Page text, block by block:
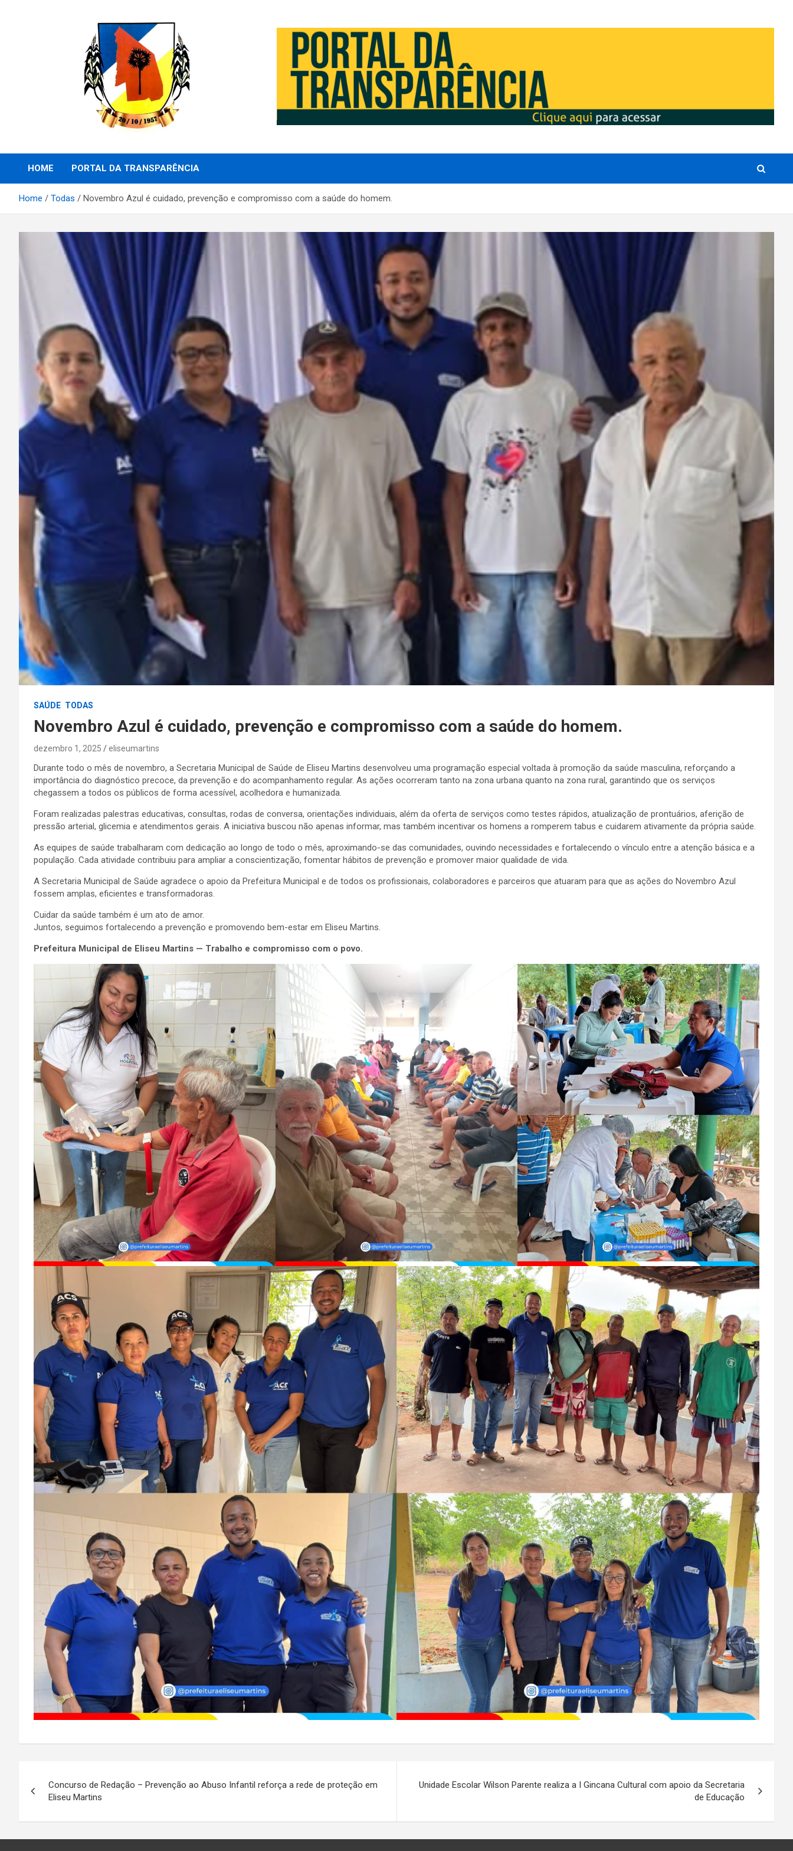
Prefeitura de Eliseu
Martins – PI
HOME PORTAL DA TRANSPARÊNCIA
Home Todas Novembro Azul é cuidado, prevenção e compromisso com a saúde do homem.
SAÚDE TODAS
Novembro Azul é cuidado, prevenção e compromisso com a saúde do homem.
dezembro 1, 2025 eliseumartins
Durante todo o mês de novembro, a Secretaria Municipal de Saúde de Eliseu Martins desenvolveu uma programação especial voltada à promoção da saúde masculina, reforçando a
importância do diagnóstico precoce, da prevenção e do acompanhamento regular. As ações ocorreram tanto na zona urbana quanto na zona rural, garantindo que os serviços
chegassem a todos os públicos de forma acessível, acolhedora e humanizada.
Foram realizadas palestras educativas, consultas, rodas de conversa, orientações individuais, além da oferta de serviços como testes rápidos, atualização de prontuários, aferição de
pressão arterial, glicemia e atendimentos gerais. A iniciativa buscou não apenas informar, mas também incentivar os homens a romperem tabus e cuidarem ativamente da própria saúde.
As equipes de saúde trabalharam com dedicação ao longo de todo o mês, aproximando-se das comunidades, ouvindo necessidades e fortalecendo o vínculo entre a atenção básica e a
população. Cada atividade contribuiu para ampliar a conscientização, fomentar hábitos de prevenção e promover maior qualidade de vida.
A Secretaria Municipal de Saúde agradece o apoio da Prefeitura Municipal e de todos os profissionais, colaboradores e parceiros que atuaram para que as ações do Novembro Azul
fossem amplas, eficientes e transformadoras.
Cuidar da saúde também é um ato de amor.
Juntos, seguimos fortalecendo a prevenção e promovendo bem-estar em Eliseu Martins.
Prefeitura Municipal de Eliseu Martins — Trabalho e compromisso com o povo.
de
Post
Concurso de Redação – Prevenção ao Abuso Infantil reforça a rede de proteção em
Eliseu Martins
Unidade Escolar Wilson Parente realiza a I Gincana Cultural com apoio da Secretaria
de Educação